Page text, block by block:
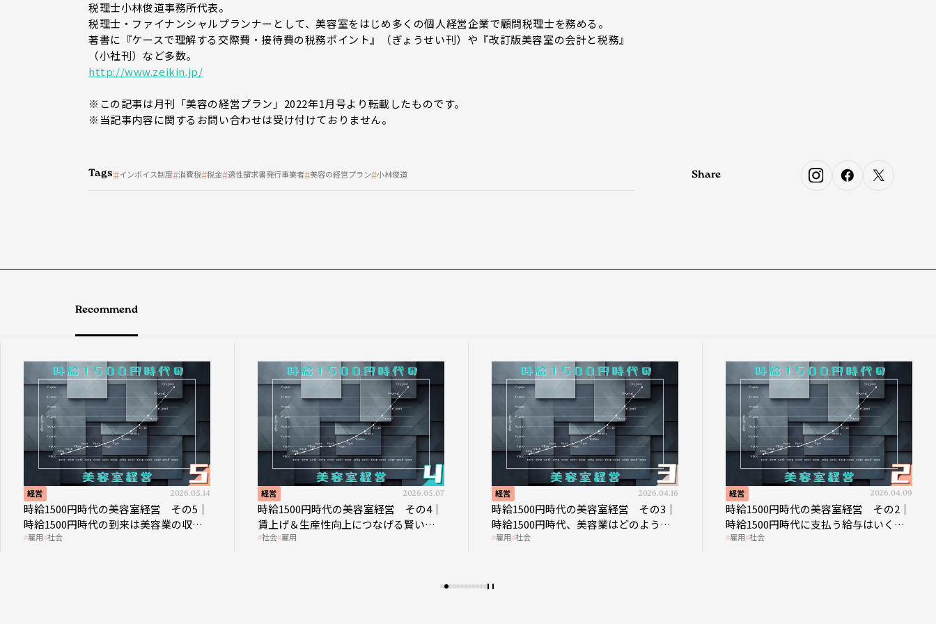
税理士小林俊道事務所代表。
税理士・ファイナンシャルプランナーとして、美容室をはじめ多くの個人経営企業で顧問税理士を務める。
著書に『ケースで理解する交際費・接待費の税務ポイント』（ぎょうせい刊）や『改訂版美容室の会計と税務』
（小社刊）など多数。
http://www.zeikin.jp/
※この記事は月刊「美容の経営プラン」2022年1月号より転載したものです。
※当記事内容に関するお問い合わせは受け付けておりません。
Tags インボイス制度 消費税 税金 適性請求書発行事業者 美容の経営プラン 小林俊道 Share
Recommend
2026.05.14
給1500円時代の美容室経営 その5｜
給1500円時代の到来は美容業の収益
造を見直す契機
社会
2026.05.07
時給1500円時代の美容室経営 その4｜
賃上げ＆生産性向上につなげる賢い助
成金活用
雇用
2026.04.16
時給1500円時代の美容室経営 その3｜
時給1500円時代、美容業はどのような
影響を受けるのか？
社会
2026.04.09
時給1500円時代の美容室経営 その2｜
時給1500円時代に支払う給与はいくら
なのか社会